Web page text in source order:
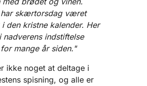
har skærtorsdag været
den kristne kalender. Her
nadverens indstiftelse
mange år siden."
ikke noget at deltage i
spisning, og alle er